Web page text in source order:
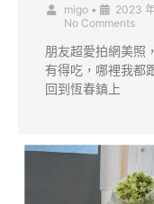
migo • 2023
No Comments
朋友超愛拍網美照
有得吃，哪裡我都
回到恆春鎮上